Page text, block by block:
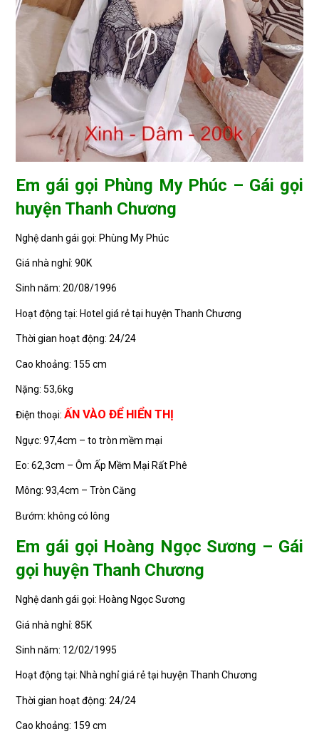
Em gái gọi Phùng My Phúc – Gái gọi
huyện Thanh Chương
Nghệ danh gái gọi: Phùng My Phúc
Giá nhà nghỉ: 90K
Sinh năm: 20/08/1996
Hoạt động tại: Hotel giá rẻ tại huyện Thanh Chương
Thời gian hoạt động: 24/24
Cao khoảng: 155 cm
Nặng: 53,6kg
Điện thoại:ẤN VÀO ĐỂ HIỂN THỊ
Ngực: 97,4cm – to tròn mềm mại
Eo: 62,3cm – Ôm Ấp Mềm Mại Rất Phê
Mông: 93,4cm – Tròn Căng
Bướm: không có lông
Em gái gọi Hoàng Ngọc Sương – Gái
gọi huyện Thanh Chương
Nghệ danh gái gọi: Hoàng Ngọc Sương
Giá nhà nghỉ: 85K
Sinh năm: 12/02/1995
Hoạt động tại: Nhà nghỉ giá rẻ tại huyện Thanh Chương
Thời gian hoạt động: 24/24
Cao khoảng: 159 cm